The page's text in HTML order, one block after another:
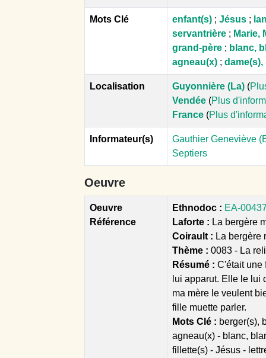
Mots Clé enfant(s) ; Jésus ;
servantrière ; Marie,
grand-père ; blanc,
agneau(x) ; dame(s),
Localisation Guyonnière (La) (
Vendée (Plus
France (Plus
Informateur(s)
Gauthier Geneviève
Septiers
Oeuvre
Oeuvre
Référence
Ethnodoc : EA-
Laforte : La bergère
Coirault : La bergère
Thème : 0083 - La
Résumé : C'était une
lui apparut. Elle le lui
ma mère le veulent
fille muette parler.
Mots Clé : berger(s),
agneau(x) - blanc,
fillette(s) - Jésus -